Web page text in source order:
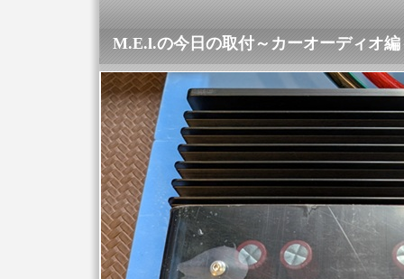
M.E.l.の今日の取付～カーオーディオ編